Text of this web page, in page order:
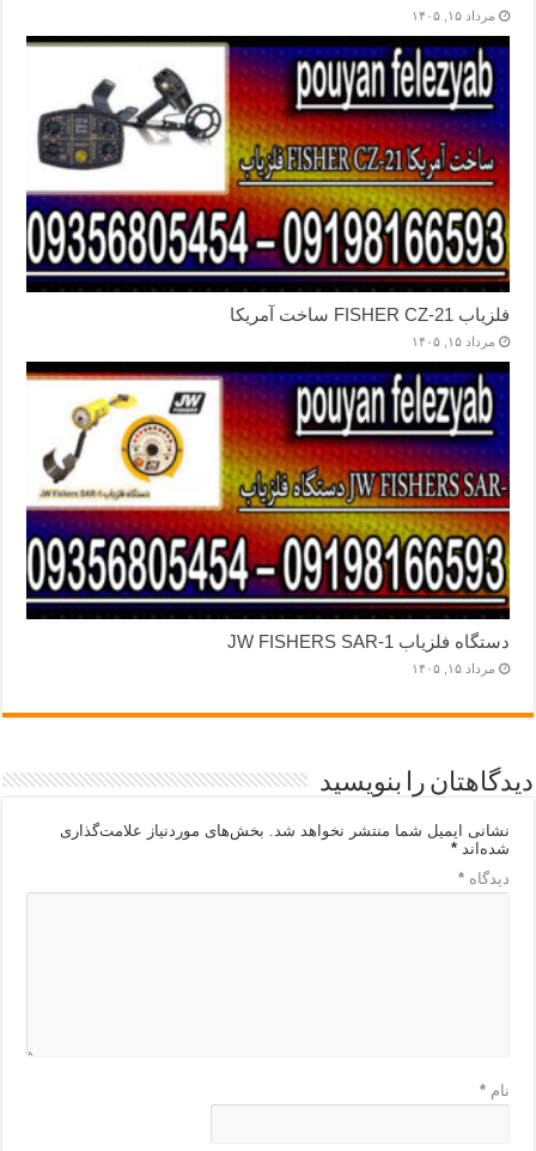
مرداد ۱۵, ۱۴۰۵
فلزیاب FISHER CZ-21 ساخت آمریکا
مرداد ۱۵, ۱۴۰۵
دستگاه فلزیاب JW FISHERS SAR-1
مرداد ۱۵, ۱۴۰۵
دیدگاهتان را بنویسید
نشانی ایمیل شما منتشر نخواهد شد. بخش‌های موردنیاز علامت‌گذاری
شده‌اند*
دیدگاه*
نام*